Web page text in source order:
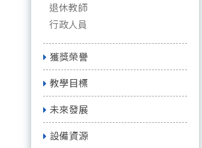
退休教師
行政人員
獲獎榮譽
教學目標
未來發展
設備資源